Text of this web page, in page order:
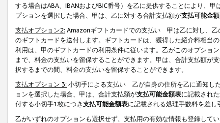
する場合はABA、IBANおよびBIC番号）を乙に提供することにより、
プションを選択した場合、甲は、乙に対する合計支払額が支払可能金
支払オプション2: Amazonギフトカードでの支払い 甲は乙に対し、乙
のギフトカードを送付します。ギフトカードは、獲得した紹介料相当
利用は、甲のギフトカードの利用条件に従います。乙がこのオプショ
まで、料金の支払いを留保することができます。甲は、合計支払額が
択するまでの間、料金の支払いを留保することができます。
支払オプション 3: 小切手による支払い 乙が自身の住所を乙に通知し
ョンを選択した場合、甲は、合計支払額が支払可能金額表に記載され
付する小切手1枚につき支払可能金額表に記載される処理手数料を差し
乙がいずれのオプションも選択せず、支払用の有効な情報も登録して